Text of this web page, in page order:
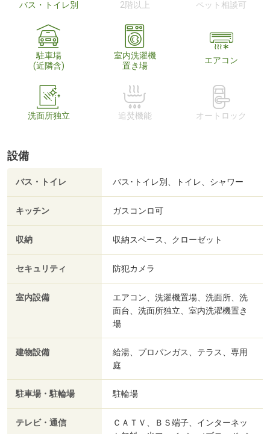
バス・トイレ別 2階以上 ペット相談可
駐車場
(近隣含)
室内洗濯機
置き場
エアコン
洗面所独立 追焚機能 オートロック
設備
バス・トイレ バス･トイレ別、トイレ、シャワー
キッチン ガスコンロ可
収納 収納スペース、クローゼット
セキュリティ 防犯カメラ
室内設備
エアコン、洗濯機置場、洗面所、洗
面台、洗面所独立、室内洗濯機置き
場
建物設備
給湯、プロパンガス、テラス、専用
庭
駐車場・駐輪場 駐輪場
テレビ・通信
ＣＡＴＶ、ＢＳ端子、インターネッ